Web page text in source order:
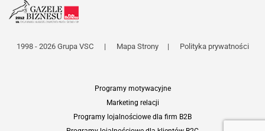
1998 - 2026 Grupa VSC | Mapa Strony | Polityka prywatności
Programy motywacyjne
Marketing relacji
Programy lojalnościowe dla firm B2B